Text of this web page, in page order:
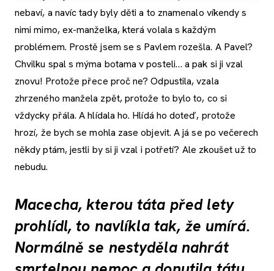
nebaví, a navíc tady byly děti a to znamenalo víkendy s
nimi mimo, ex-manželka, která volala s každým
problémem. Prostě jsem se s Pavlem rozešla. A Pavel?
Chvilku spal s mýma botama v posteli… a pak si ji vzal
znovu! Protože přece proč ne? Odpustila, vzala
zhrzeného manžela zpět, protože to bylo to, co si
vždycky přála. A hlídala ho. Hlídá ho doteď, protože
hrozí, že bych se mohla zase objevit. A já se po večerech
někdy ptám, jestli by si ji vzal i potřetí? Ale zkoušet už to
nebudu.
Macecha, kterou táta před lety
prohlídl, to navlíkla tak, že umírá.
Normálně se nestyděla nahrát